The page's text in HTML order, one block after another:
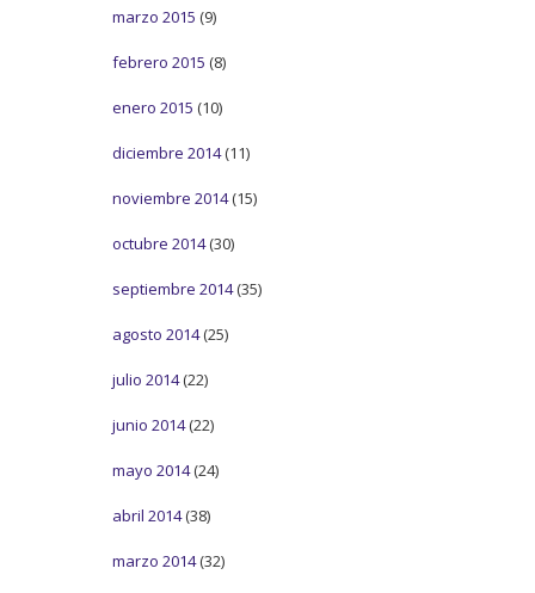
marzo 2015 (9)
febrero 2015 (8)
enero 2015 (10)
diciembre 2014(11)
noviembre 2014(15)
octubre 2014(30)
septiembre 2014(35)
agosto 2014(25)
julio 2014(22)
junio 2014(22)
mayo 2014(24)
abril 2014(38)
marzo 2014(32)